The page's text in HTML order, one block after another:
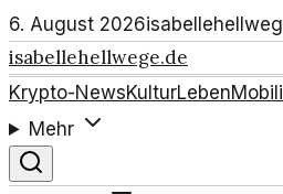
6. August 2026
isabellehellwege.de
Krypto-NewsKulturLeben
Mehr